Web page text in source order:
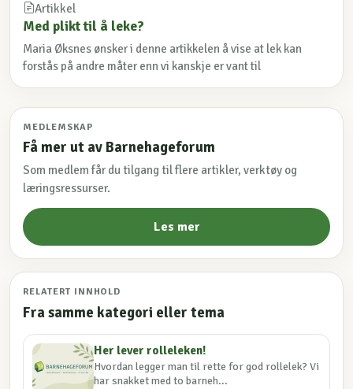
Artikkel
Med plikt til å leke?
Maria Øksnes ønsker i denne artikkelen å vise at lek kan
forstås på andre måter enn vi kanskje er vant til
MEDLEMSKAP
Få mer ut av Barnehageforum
Som medlem får du tilgang til flere artikler, verktøy og
læringsressurser.
Les mer
RELATERT INNHOLD
Fra samme kategori eller tema
Her lever rolleleken!
Hvordan legger man til rette for god rollelek? Vi
har snakket med to barneh...